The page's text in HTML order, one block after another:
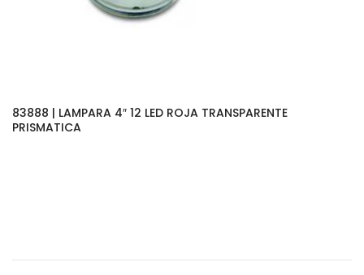
83888 | LAMPARA 4″ 12 LED ROJA TRANSPARENTE
PRISMATICA